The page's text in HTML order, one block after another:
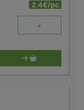
2.4€/pc
+